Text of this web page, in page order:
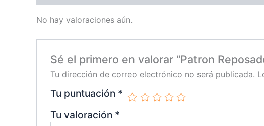
No hay valoraciones aún.
Sé el primero en valorar “Patron
Tu dirección de correo electrónico no será publicada.
Tu puntuación *
Tu valoración *